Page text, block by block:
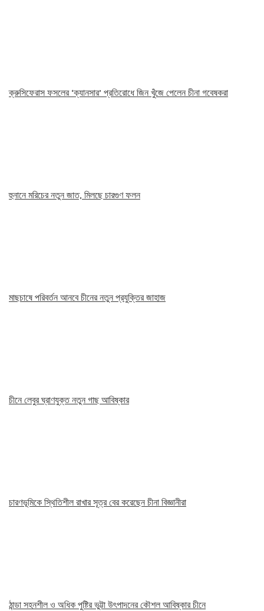
ক্রুসিফেরাস ফসলের ‘ক্যানসার’ প্রতিরোধে জিন খুঁজে পেলেন চীনা গবেষকরা
হুনানে মরিচের নতুন জাত, মিলছে চারগুণ ফলন
মাছচাষে পরিবর্তন আনবে চীনের নতুন প্রযুক্তির জাহাজ
চীনে লেবুর ঘ্রাণযুক্ত নতুন গাছ আবিষ্কার
চারণভূমিকে স্থিতিশীল রাখার সূত্র বের করেছেন চীনা বিজ্ঞানীরা
ঠান্ডা সহনশীল ও অধিক পুষ্টির ভুট্টা উৎপাদনের কৌশল আবিষ্কার চীনে